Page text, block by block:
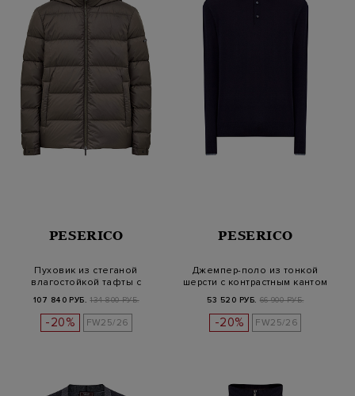
PESERICO
Пуховик из стеганой
влагостойкой тафты с
107 840 РУБ. 134 800 РУБ.
-20% FW25/26
PESERICO
Джемпер-поло из тонкой
шерсти с контрастным кантом
53 520 РУБ. 66 900 РУБ.
-20% FW25/26